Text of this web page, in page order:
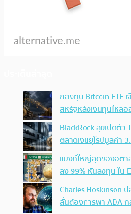
กองทุน Bitcoin ETF เ
สหรัฐหลังเงินทุนไหล
BlackRock ลุยเปิดตัว
ตลาดเงินยุโรปมูลค่า
แบงก์ใหญ่สุดของอิตา
ลง 99% หันลงทุน ใน
Charles Hoskinson
ลั่นต้องการพา ADA